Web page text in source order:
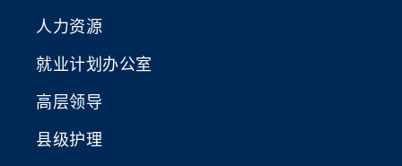
人力资源
就业计划办公室
高层领导
县级护理